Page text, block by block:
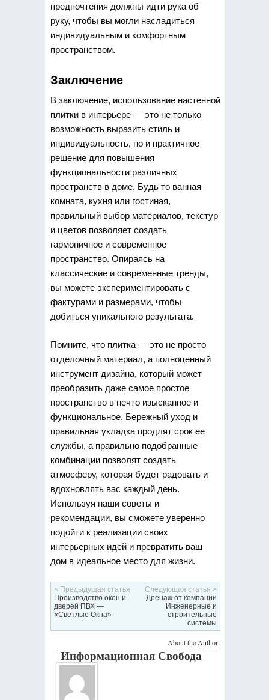
предпочтения должны идти рука об
руку, чтобы вы могли насладиться
индивидуальным и комфортным
пространством.
Заключение
В заключение, использование настенной
плитки в интерьере — это не только
возможность выразить стиль и
индивидуальность, но и практичное
решение для повышения
функциональности различных
пространств в доме. Будь то ванная
комната, кухня или гостиная,
правильный выбор материалов, текстур
и цветов позволяет создать
гармоничное и современное
пространство. Опираясь на
классические и современные тренды,
вы можете экспериментировать с
фактурами и размерами, чтобы
добиться уникального результата.
Помните, что плитка — это не просто
отделочный материал, а полноценный
инструмент дизайна, который может
преобразить даже самое простое
пространство в нечто изысканное и
функциональное. Бережный уход и
правильная укладка продлят срок ее
службы, а правильно подобранные
комбинации позволят создать
атмосферу, которая будет радовать и
вдохновлять вас каждый день.
Используя наши советы и
рекомендации, вы сможете уверенно
подойти к реализации своих
интерьерных идей и превратить ваш
дом в идеальное место для жизни.
< Предыдущая статья
Производство окон и
дверей ПВХ —
«Светлые Окна»
Следующая статья >
Дренаж от компании
Инженерные и
строительные
системы
About the Author
Информационная Свобода